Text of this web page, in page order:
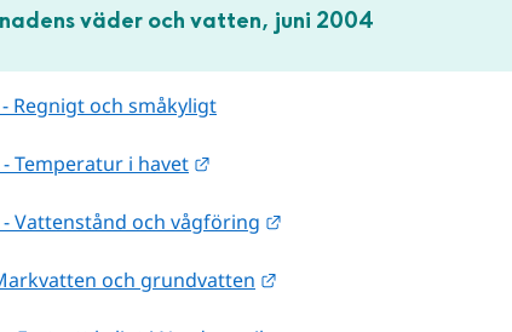
väder och vatten, juni 2004
Regnigt och småkyligt
Temperatur i havet Länk till annan webbplats.
Vattenstånd och vågföring Länk till annan
och grundvatten Länk till annan